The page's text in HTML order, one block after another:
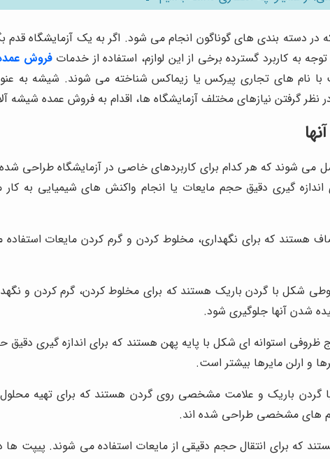
بندی های گوناگون انجام می شود. اگر به یک آزمایشگاه قدم
کاربرد گسترده برخی از این لوازم، استفاده از خدماتفروش
نام های تجاری پیرکس یا زیماکس شناخته می شوند. شیشه به
نظر گرفتن نیازهای مختلف آزمایشگاه ها، اقدام به فروش عمده
می شوند که هر کدام برای کاربردهای خاصی در آزمایشگاه طراحی
گیری دقیق حجم مایعات یا انجام واکنش های شیمیایی به کار
که برای نگهداری، مخلوط کردن و گرم کردن مایعات استفاده
شکل با گردن باریک هستند که برای مخلوط کردن، گرم کردن و
شدن آنها جلوگیری شود.
ظروفی استوانه ای شکل با پایه پهن هستند که برای اندازه گیری
و ارلن مایرها بیشتر است.
گردن باریک و علامت مشخصی روی گردن هستند که برای تهیه
های مشخصی طراحی شده اند.
که برای انتقال حجم دقیقی از مایعات استفاده می شوند.